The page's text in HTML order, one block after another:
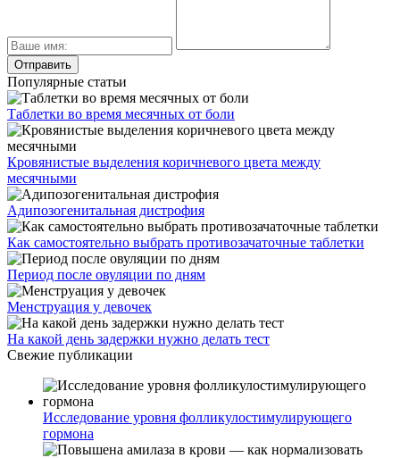
Популярные статьи
Таблетки во время месячных от боли
Кровянистые выделения коричневого цвета между
месячными
Адипозогенитальная дистрофия
Как самостоятельно выбрать противозачаточные таблетки
Период после овуляции по дням
Менструация у девочек
На какой день задержки нужно делать тест
Свежие публикации
Исследование уровня фолликулостимулирующего
гормона